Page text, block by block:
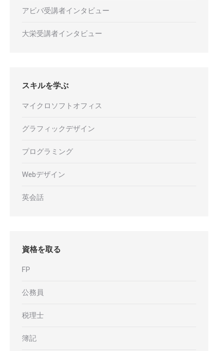
アビバ受講者インタビュー
大栄受講者インタビュー
スキルを学ぶ
マイクロソフトオフィス
グラフィックデザイン
プログラミング
Webデザイン
英会話
資格を取る
FP
公務員
税理士
簿記